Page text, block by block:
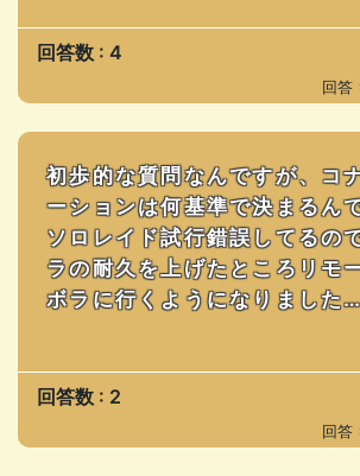
回答数 : 4
回答
初歩的な質問なんですが、コ
ーションは何基準で決まるん
ソロレイド試行錯誤してるの
ラの耐久を上げたところリモ
ボラに行くようになりました
回答数 : 2
回答